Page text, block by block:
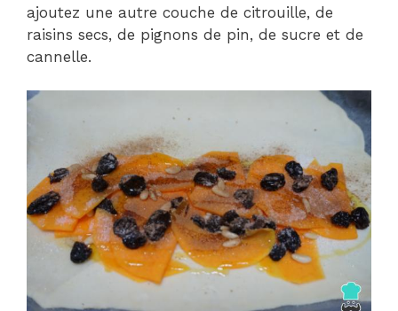
ajoutez une autre couche de citrouille, de
raisins secs, de pignons de pin, de sucre et de
cannelle.